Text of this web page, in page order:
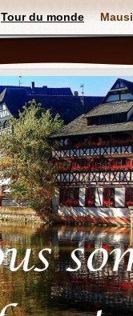
Tour du monde Mausi